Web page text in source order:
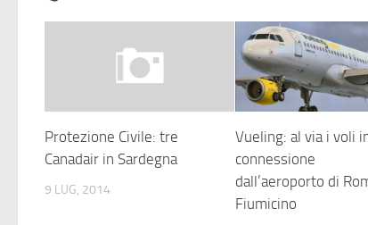
Protezione Civile: tre
Canadair in Sardegna
9 LUG, 2014
Vueling: al via i voli
connessione
dall’aeroporto di
Fiumicino